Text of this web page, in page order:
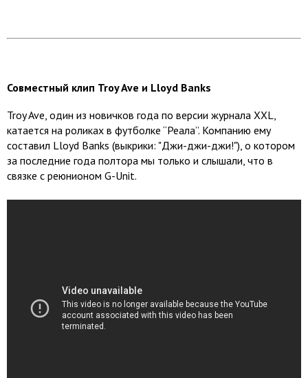
Совместный клип Troy Ave и Lloyd Banks
Troy Ave, один из новичков года по версии журнала XXL,
катается на роликах в футболке “Реала”. Компанию ему
составил Lloyd Banks (выкрики: "Джи-джи-джи!"), о котором
за последние года полтора мы только и слышали, что в
связке с реюнионом G-Unit.